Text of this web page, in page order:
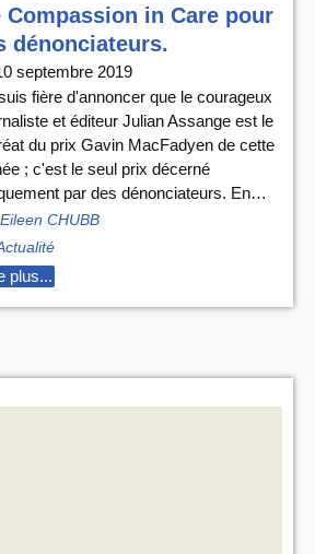
Compassion in Care pour
dénonciateurs.
septembre 2019
fière d'annoncer que le courageux
et éditeur Julian Assange est le
du prix Gavin MacFadyen de cette
; c'est le seul prix décerné
par des dénonciateurs. En…
Eileen CHUBB
plus...